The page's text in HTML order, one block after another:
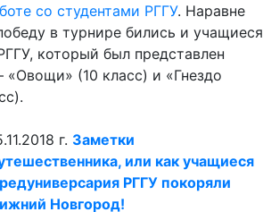
со студентами РГГУ. Наравне
в турнире бились и учащиеся
который был представлен
(10 класс) и «Гнездо
г. Заметки
или как учащиеся
РГГУ покоряли
Новгород!